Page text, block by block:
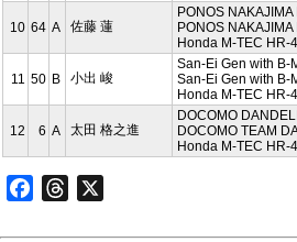
10 64 A 佐藤 蓮
PONOS
PONOS NAKAJIMA
Honda M-TEC HR-
11 50 B 小出 峻
San-Ei Gen with B-
San-Ei Gen with B-
Honda M-TEC HR-
12 6 A 太田 格之進
DOCOMO
DOCOMO TEAM
Honda M-TEC HR-
FacebookThreads